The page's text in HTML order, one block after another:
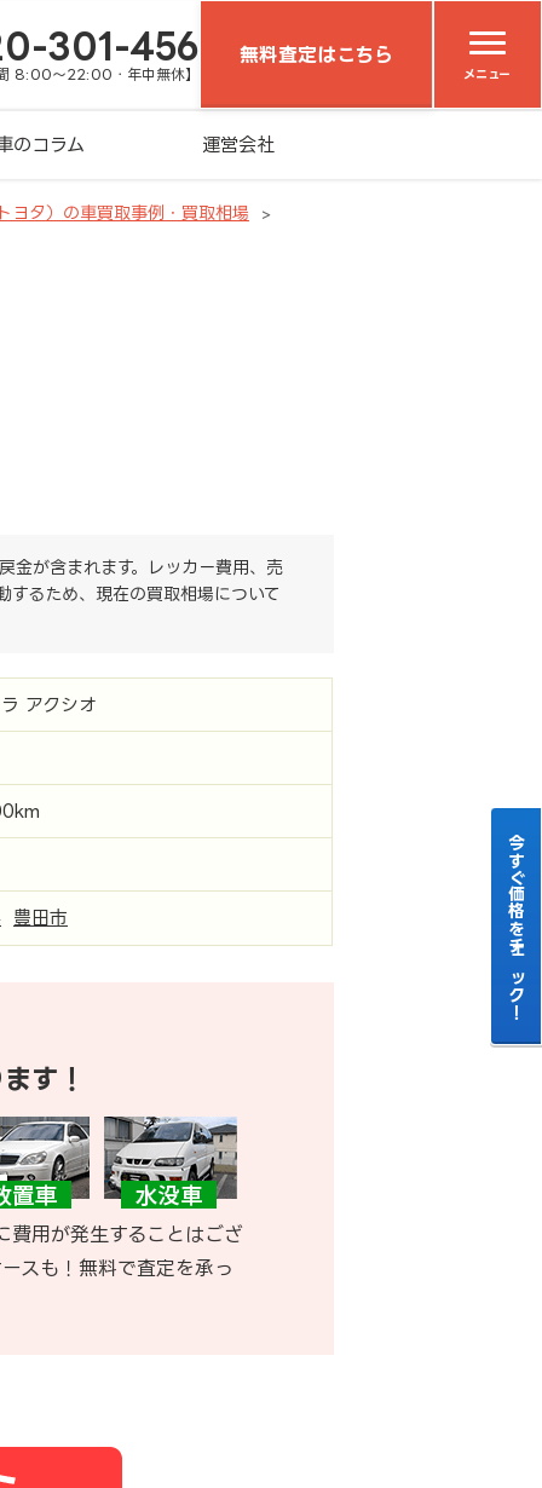
301-456
8:00～22:00・年中無休】
無料査定はこちら
メニュー
のコラム 運営会社
ヨタ）の車買取事例・買取相場
金が含まれます。レッカー費用、売
するため、現在の買取相場について
アクシオ
豊田市
す！
費用が発生することはござ
スも！無料で査定を承っ
今すぐ価格をチェック！